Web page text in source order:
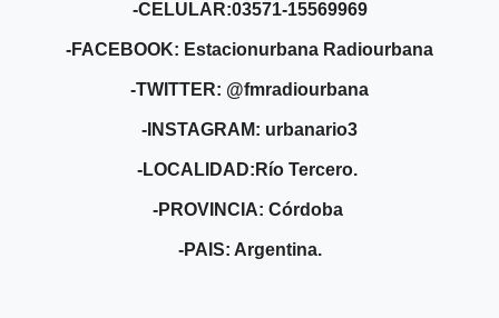
-CELULAR:03571-15569969
-FACEBOOK: Estacionurbana Radiourbana
-TWITTER: @fmradiourbana
-INSTAGRAM: urbanario3
-LOCALIDAD:Río Tercero.
-PROVINCIA: Córdoba
-PAIS: Argentina.